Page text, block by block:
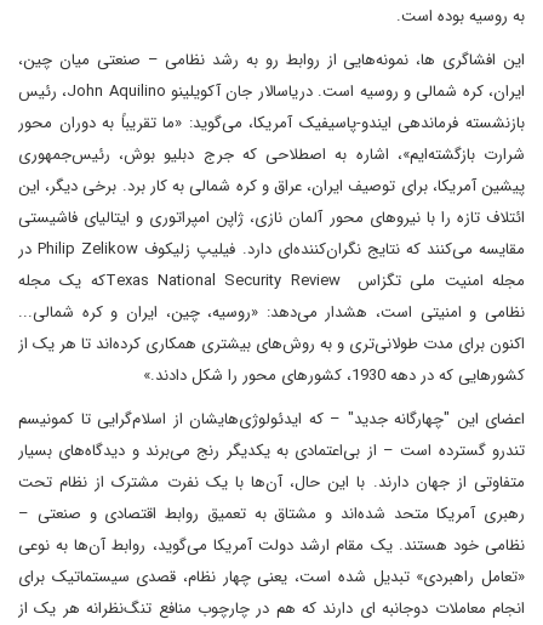
به روسیه بوده است.
این افشاگری‌ ها، نمونه‌هایی از روابط رو به رشد نظامی – صنعتی میان چین،
ایران، کره شمالی و روسیه است. دریاسالار جان آکویلینو John Aquilino، رئیس
بازنشسته فرماندهی ایندو-پاسیفیک آمریکا، می‌گوید: «ما تقریباً به دوران محور
شرارت بازگشته‌ایم»، اشاره‌ به اصطلاحی که جرج دبلیو بوش، رئیس‌جمهوری
پیشین آمریکا، برای توصیف ایران، عراق و کره شمالی به کار برد. برخی دیگر، این
ائتلاف تازه را با نیروهای محور آلمان نازی، ژاپن امپراتوری و ایتالیای فاشیستی
مقایسه می‌کنند که نتایج نگران‌کننده‌ای دارد. فیلیپ زلیکوف Philip Zelikow در
مجله امنیت ملی تگزاس Texas National Security Reviewکه یک مجله
نظامی و امنیتی است، هشدار می‌دهد: «روسیه، چین، ایران و کره شمالی...
اکنون برای مدت طولانی‌تری و به روش‌های بیشتری همکاری کرده‌اند تا هر یک از
کشورهایی که در دهه 1930، کشورهای محور را شکل دادند.»
اعضای این "چهارگانه جدید" – که ایدئولوژی‌هایشان از اسلام‌گرایی تا کمونیسم
تندرو گسترده است – از بی‌اعتمادی به یکدیگر رنج می‌برند و دیدگاه‌های بسیار
متفاوتی از جهان دارند. با این حال، آن‌ها با یک نفرت مشترک از نظام تحت
رهبری آمریکا متحد شده‌اند و مشتاق به تعمیق روابط اقتصادی و صنعتی –
نظامی خود هستند. یک مقام ارشد دولت آمریکا می‌گوید، روابط آن‌ها به نوعی
«تعامل راهبردی» تبدیل شده است، یعنی چهار نظام، قصدی سیستماتیک برای
انجام معاملات دوجانبه ای دارند که هم در چارچوب منافع تنگ‌نظرانه هر یک از